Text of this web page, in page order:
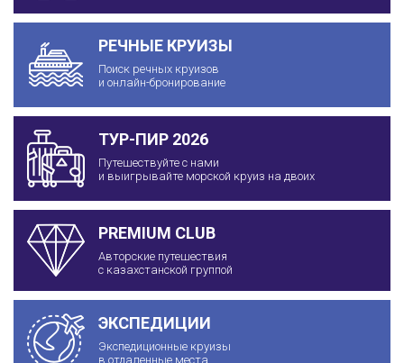
РЕЧНЫЕ КРУИЗЫ
Поиск речных круизов
и онлайн-бронирование
ТУР-ПИР 2026
Путешествуйте с нами
и выигрывайте морской круиз на двоих
PREMIUM CLUB
Авторские путешествия
с казахстанской группой
ЭКСПЕДИЦИИ
Экспедиционные круизы
в отдаленные места